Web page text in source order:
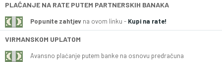
PLAĆANJE NA RATE PUTEM PARTNERSKIH BANAKA
Popunite zahtjev na ovom linku - Kupi na rate!
VIRMANSKOM UPLATOM
Avansno plaćanje putem banke na osnovu predračuna